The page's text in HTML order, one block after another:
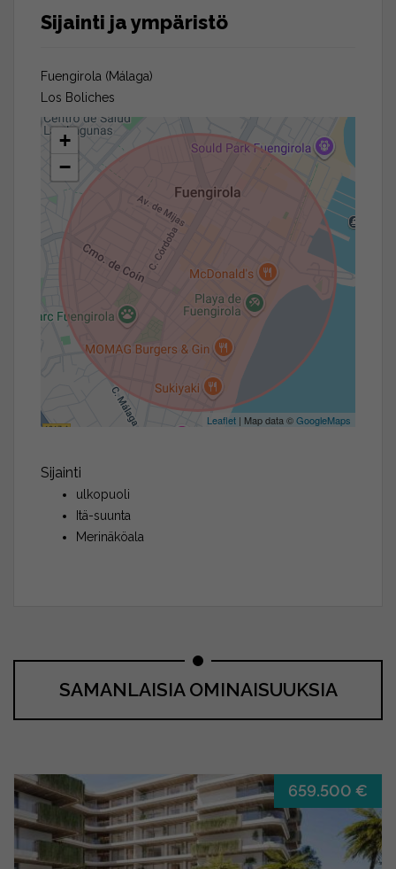
Sijainti ja ympäristö
Fuengirola (Málaga)
Los Boliches
+
−
Leaflet | Map data ©GoogleMaps
Sijainti
ulkopuoli
Itä-suunta
Merinäköala
SAMANLAISIA OMINAISUUKSIA
659.500 €